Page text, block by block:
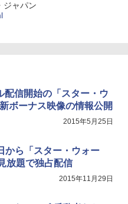
ジャパン
配信開始の「スター・ウ
ボーナス映像の情報公開
2015年5月25日
から「スター・ウォー
放題で独占配信
2015年11月29日